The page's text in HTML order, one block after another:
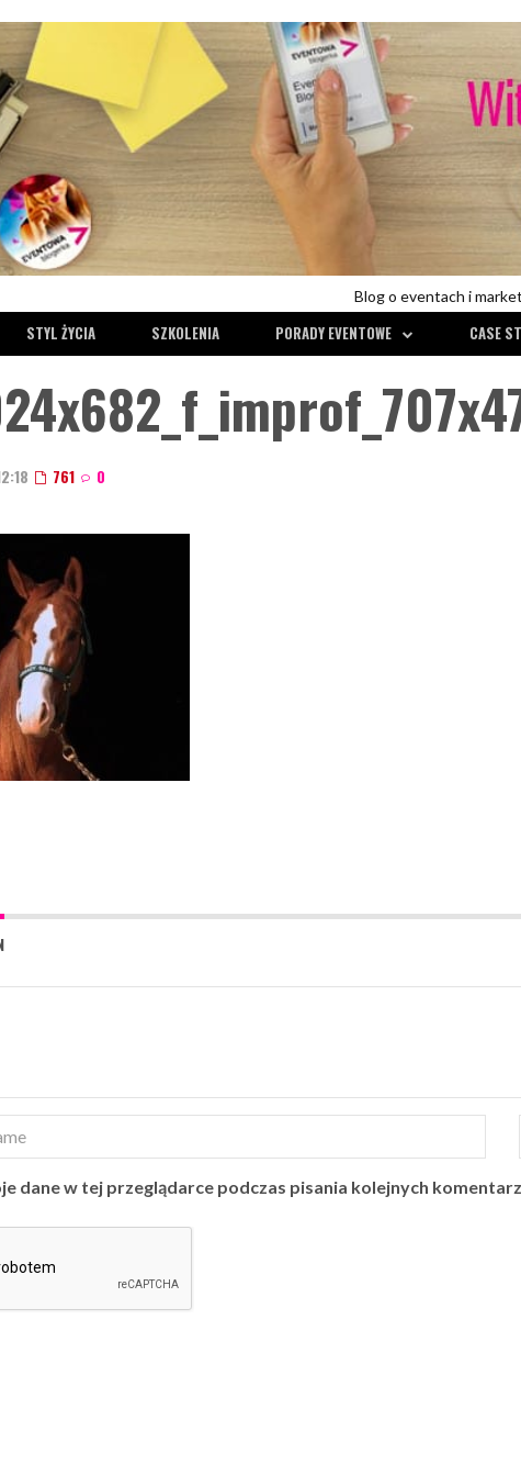
Blog o eventach i
STYL ŻYCIA SZKOLENIA PORADY EVENTOWE
PODCASTY
STYL ŻYCIA
TRENDY W EVENTACH
WYWIADY
KONFERENCJE
PORADY
ZARZĄDZANIE RYZYKIEM
CASE
761 0
dane w tej przeglądarce podczas pisania kolejnych